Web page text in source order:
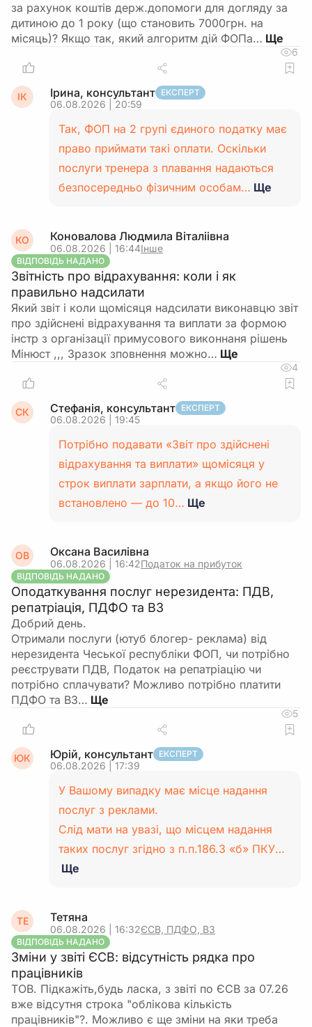
за рахунок коштів держ.допомоги для догляду за
дитиною до 1 року (що становить 7000грн. на
місяць)? Якщо так, який алгоритм дій ФОПа…
6
ІК Ірина, консультант ЕКСПЕРТ
06.08.2026 | 20:59
Так, ФОП на 2 групі єдиного податку має
право приймати такі оплати. Оскільки
послуги тренера з плавання надаються
безпосередньо фізичним особам… Ще
КО Коновалова Людмила Віталіівна
06.08.2026 | 16:44Інше
ВІДПОВІДЬ НАДАНО
Звітність про відрахування: коли і як
правильно надсилати
Який звіт і коли щомісяця надсилати виконавцю звіт
про здійснені відрахування та виплати за формою
інстр з організації примусового виконнаня рішень
Мінюст ,,, Зразок зповнення можно…
4
СК Стефанія, консультант ЕКСПЕРТ
06.08.2026 | 19:45
Потрібно подавати «Звіт про здійснені
відрахування та виплати» щомісяця у
строк виплати зарплати, а якщо його не
встановлено — до 10… Ще
ОВ Оксана Василівна
06.08.2026 | 16:42Податок на прибуток
ВІДПОВІДЬ НАДАНО
Оподаткування послуг нерезидента: ПДВ,
репатріація, ПДФО та ВЗ
Добрий день.
Отримали послуги (ютуб блогер- реклама) від
нерезидента Чеської республіки ФОП, чи потрібно
реєструвати ПДВ, Податок на репатріацію чи
потрібно сплачувати? Можливо потрібно платити
ПДФО та ВЗ…
5
ЮК Юрій, консультант ЕКСПЕРТ
06.08.2026 | 17:39
У Вашому випадку має місце надання
послуг з реклами.
Слід мати на увазі, що місцем надання
таких послуг згідно з п.п.186.3 «б» ПКУ…
Ще
ТЕ Тетяна
06.08.2026 | 16:32ЄСВ, ПДФО, ВЗ
ВІДПОВІДЬ НАДАНО
Зміни у звіті ЄСВ: відсутність рядка про
працівників
ТОВ. Підкажіть,будь ласка, з звіті по ЄСВ за 07.26
вже відсутня строка "облікова кількість
працівників"?. Можливо є ще зміни на яки треба